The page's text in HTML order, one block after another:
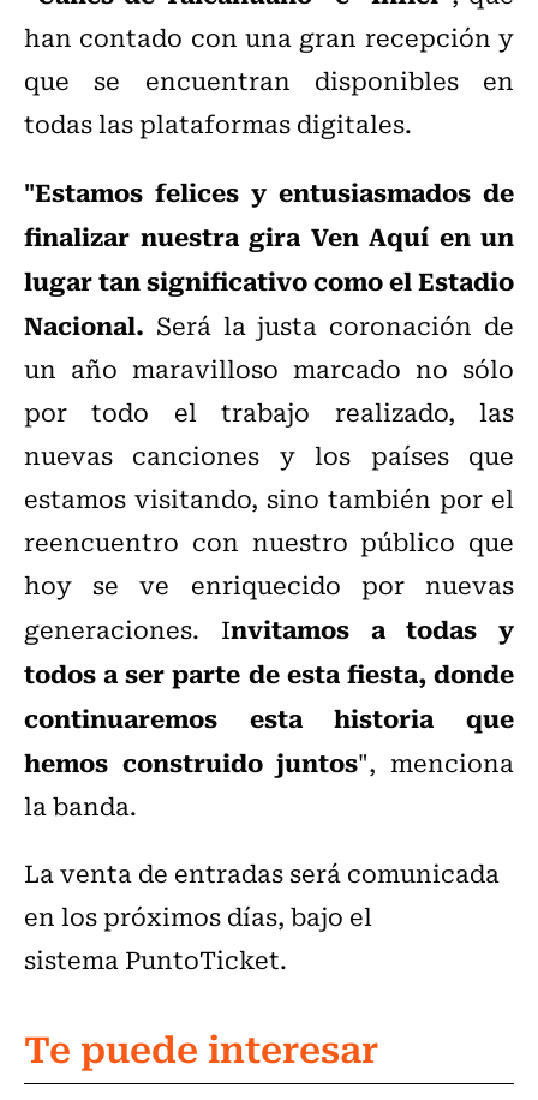
han contado con una gran recepción y
que se encuentran disponibles en
todas las plataformas digitales.
"Estamos felices y entusiasmados de
finalizar nuestra gira Ven Aquí en un
lugar tan significativo como el Estadio
Nacional. Será la justa coronación de
un año maravilloso marcado no sólo
por todo el trabajo realizado, las
nuevas canciones y los países que
estamos visitando, sino también por el
reencuentro con nuestro público que
hoy se ve enriquecido por nuevas
generaciones. Invitamos a todas y
todos a ser parte de esta fiesta, donde
continuaremos esta historia que
hemos construido juntos", menciona
la banda.
La venta de entradas será comunicada
en los próximos días, bajo el
sistema PuntoTicket.
Te puede interesar